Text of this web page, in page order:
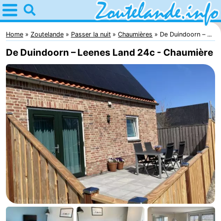
Home
Zoutelande
Astuces
Avec
les
enfants
Webcam
Webcam
Langstraat
Webcam
Plage
Passer
la
nuit
Appartements
-
Home Zoutelande Passer la nuit Chaumières De Duindoorn – ...
De Duindoorn – Leenes Land 24c - Chaumière